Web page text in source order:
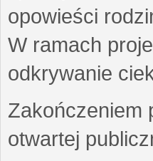
opowieści
W ramach
odkrywanie
Zakończeniem
otwartej